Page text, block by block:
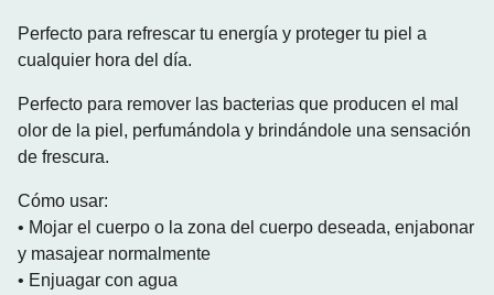
Perfecto para refrescar tu energía y proteger tu piel a
cualquier hora del día.
Perfecto para remover las bacterias que producen el mal
olor de la piel, perfumándola y brindándole una sensación
de frescura.
Cómo usar:
• Mojar el cuerpo o la zona del cuerpo deseada, enjabonar
y masajear normalmente
• Enjuagar con agua